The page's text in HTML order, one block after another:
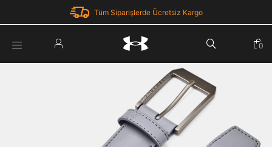
Tüm Siparişlerde Ücretsiz Kargo
0
Parola Yenileme